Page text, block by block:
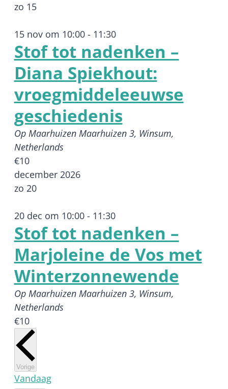
zo 15
15 nov om 10:00- 11:30
Stof tot nadenken –
Diana Spiekhout:
vroegmiddeleeuwse
geschiedenis
Op Maarhuizen Maarhuizen 3, Winsum,
Netherlands
€10
december 2026
zo 20
20 dec om 10:00- 11:30
Stof tot nadenken –
Marjoleine de Vos met
Winterzonnewende
Op Maarhuizen Maarhuizen 3, Winsum,
Netherlands
€10
VorigeActiviteiten
Vandaag